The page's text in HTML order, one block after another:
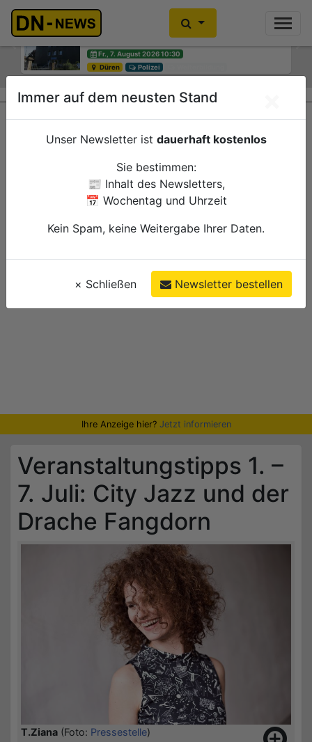
Einbrecher im Kleiderschrank
gefunden
Fr., 7. August 2026 10:30
Düren
Polizei
Previous
Ihre Anzeige hier? Jetzt informieren
Veranstaltungstipps 1. –
7. Juli: City Jazz und der
Drache Fangdorn
T.Ziana (Foto: Pressestelle)
Immer auf dem neusten Stand
Unser Newsletter ist dauerhaft kostenlos
Sie bestimmen:
📰 Inhalt des Newsletters,
📅 Wochentag und Uhrzeit
Kein Spam, keine Weitergabe Ihrer Daten.
× Schließen Newsletter bestellen